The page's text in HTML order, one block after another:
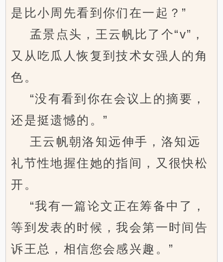
是比小周先看到你们在一起？”
孟景点头，王云帆比了个“v”，
又从吃瓜人恢复到技术女强人的角
色。
“没有看到你在会议上的摘要，
还是挺遗憾的。”
王云帆朝洛知远伸手，洛知远
礼节性地握住她的指间，又很快松
开。
“我有一篇论文正在筹备中了，
等到发表的时候，我会第一时间告
诉王总，相信您会感兴趣。”